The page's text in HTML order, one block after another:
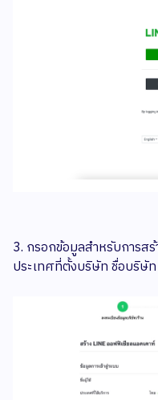
3. กรอกข้อมูลสำหรับการส
ประเทศที่ตั้งบริษัท ชื่อบริษั